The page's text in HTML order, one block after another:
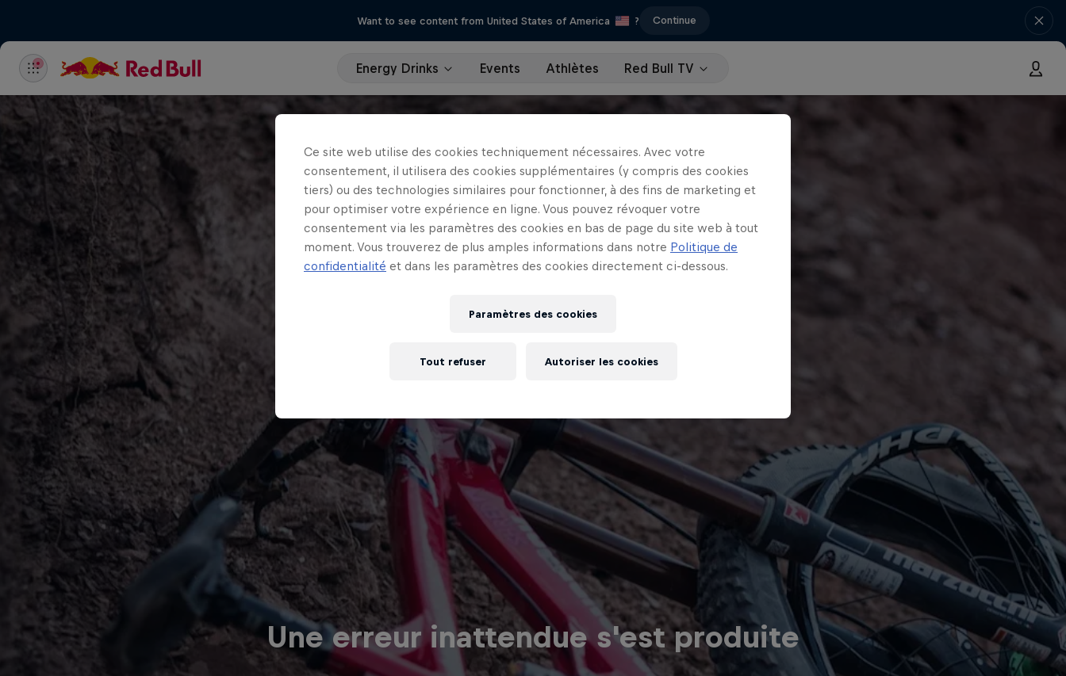
Want to see content from United States of America ? Continue
Energy Drinks Events Athlètes Red Bull TV
Une erreur inattendue s'est produite
Ce site web utilise des cookies techniquement nécessaires. Avec votre
consentement, il utilisera des cookies supplémentaires (y compris des cookies
tiers) ou des technologies similaires pour fonctionner, à des fins de marketing et
pour optimiser votre expérience en ligne. Vous pouvez révoquer votre
consentement via les paramètres des cookies en bas de page du site web à tout
moment. Vous trouverez de plus amples informations dans notre Politique de
confidentialité et dans les paramètres des cookies directement ci-dessous.
Paramètres des cookies
Tout refuser Autoriser les cookies